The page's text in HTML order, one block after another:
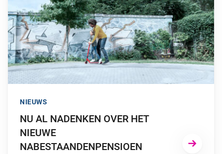
NU AL NADENKEN OVER HET
NIEUWE
NABESTAANDENPENSIOEN
NIEUWS